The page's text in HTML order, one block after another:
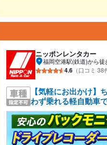
ニッポンレンタカー
福岡空港駅(鉄道)から
4.6 （口コミ 38
【気軽にお出かけ
わず乗れる軽自動車